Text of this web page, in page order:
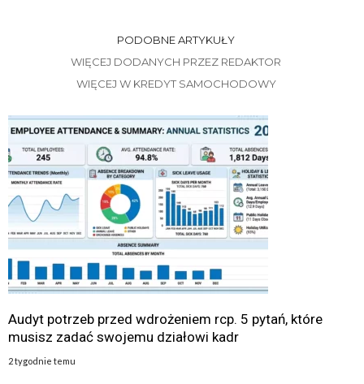
PODOBNE ARTYKUŁY
WIĘCEJ DODANYCH PRZEZ REDAKTOR
WIĘCEJ W KREDYT SAMOCHODOWY
Audyt potrzeb przed wdrożeniem rcp. 5 pytań, które
musisz zadać swojemu działowi kadr
2 tygodnie temu